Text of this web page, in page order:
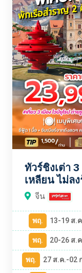
ทัวร์ชิงเต่า 3
เหลียน ไม่ล
จีน
พฤ. 13-19 ส.
พฤ.
20-26 ส.
พฤ.
27 ส.ค.-02